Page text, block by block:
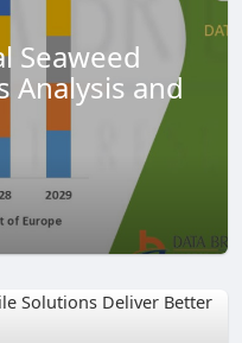
Seaweed
Analysis and